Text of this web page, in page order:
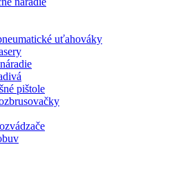
uťahováky
pištole